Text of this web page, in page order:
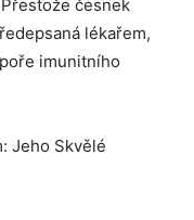
česnek
lékařem,
imunitního